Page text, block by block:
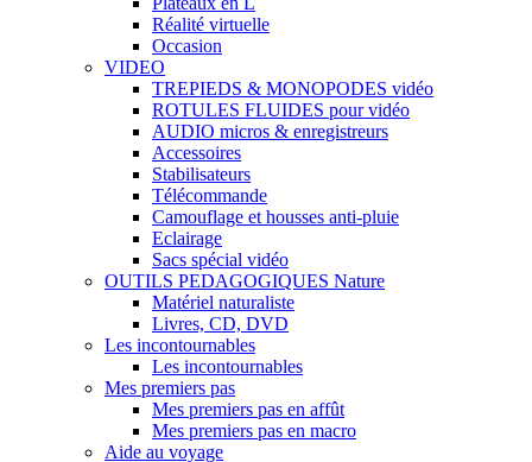
Réalité virtuelle
Occasion
VIDEO
TREPIEDS & MONOPODES vidéo
ROTULES FLUIDES pour vidéo
AUDIO micros & enregistreurs
Accessoires
Stabilisateurs
Télécommande
Camouflage et housses anti-pluie
Eclairage
Sacs spécial vidéo
OUTILS PEDAGOGIQUES Nature
Matériel naturaliste
Livres, CD, DVD
Les incontournables
Les incontournables
Mes premiers pas
Mes premiers pas en affût
Mes premiers pas en macro
Aide au voyage